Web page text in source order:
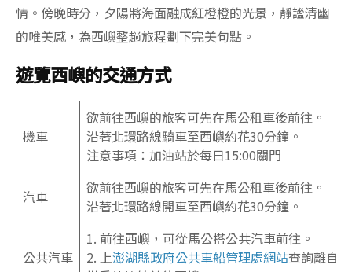
情。傍晚時分，夕陽將海面融成紅橙橙的光景，靜謐清幽
的唯美感，為西嶼整趟旅程劃下完美句點。
遊覽西嶼的交通方式
機車
欲前往西嶼的旅客可先在馬公租車後前往。
沿著北環路線騎車至西嶼約花30分鐘。
注意事項：加油站於每日15:00關門
汽車
欲前往西嶼的旅客可先在馬公租車後前往。
沿著北環路線開車至西嶼約花30分鐘。
公共汽車
1. 前往西嶼，可從馬公搭公共汽車前往。
2. 上澎湖縣政府公共車船管理處網站查詢離自